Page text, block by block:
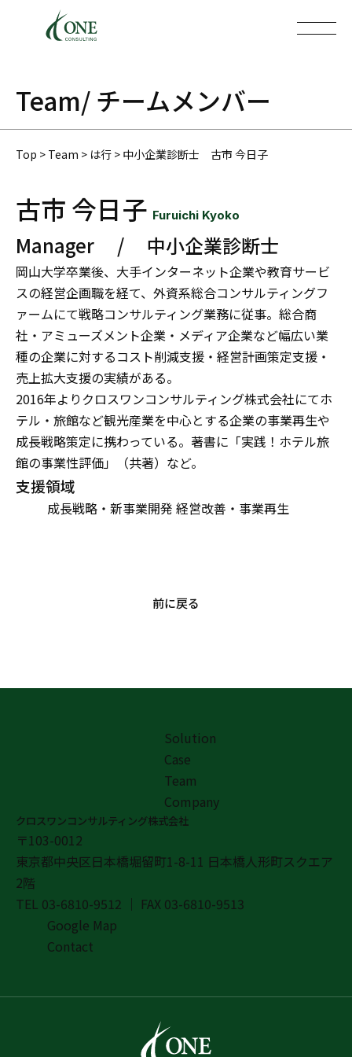
Team/ チームメンバー
Top > Team > は行 > 中小企業診断士 古市 今日子
古市 今日子 Furuichi Kyoko
Manager / 中小企業診断士
岡山大学卒業後、大手インターネット企業や教育サービ
スの経営企画職を経て、外資系総合コンサルティングフ
ァームにて戦略コンサルティング業務に従事。総合商
社・アミューズメント企業・メディア企業など幅広い業
種の企業に対するコスト削減支援・経営計画策定支援・
売上拡大支援の実績がある。
2016年よりクロスワンコンサルティング株式会社にてホ
テル・旅館など観光産業を中心とする企業の事業再生や
成長戦略策定に携わっている。著書に「実践！ホテル旅
館の事業性評価」（共著）など。
支援領域
成長戦略・新事業開発 経営改善・事業再生
前に戻る
Solution
Case
Team
Company
クロスワンコンサルティング株式会社
〒103-0012
東京都中央区日本橋堀留町1-8-11 日本橋人形町スクエア
2階
TEL 03-6810-9512 ｜ FAX 03-6810-9513
Google Map
Contact